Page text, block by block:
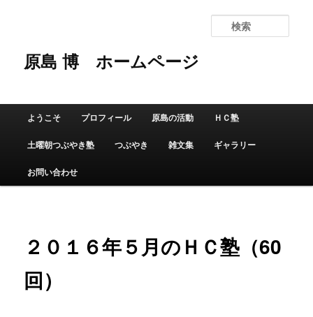
原島 博ホームページ
索
メインメニュー
メインコンテンツへ移動
サブコンテンツへ移動
ようこそ プロフィール 原島の活動 ＨＣ塾
土曜朝つぶやき塾 つぶやき 雑文集 ギャラリー
お問い合わせ
２０１６年５月のＨＣ塾（60
回）